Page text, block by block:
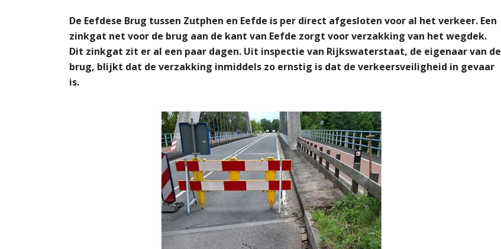
De Eefdese Brug tussen Zutphen en Eefde is per direct afgesloten voor al het verkeer. Een
zinkgat net voor de brug aan de kant van Eefde zorgt voor verzakking van het wegdek.
Dit zinkgat zit er al een paar dagen. Uit inspectie van Rijkswaterstaat, de eigenaar van de
brug, blijkt dat de verzakking inmiddels zo ernstig is dat de verkeersveiligheid in gevaar
is.